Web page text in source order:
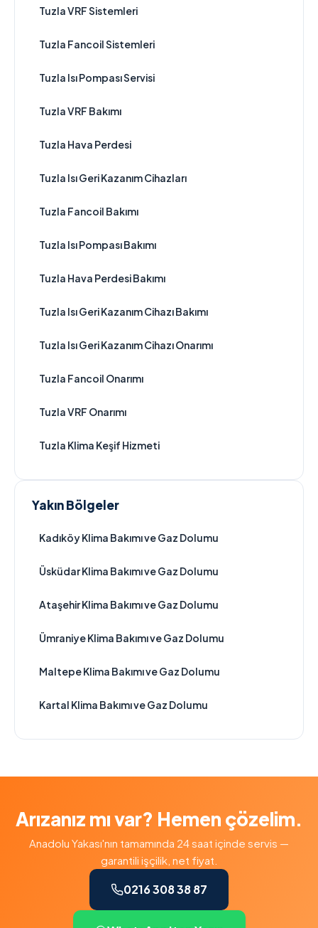
Tuzla VRF Sistemleri
Tuzla Fancoil Sistemleri
Tuzla Isı Pompası Servisi
Tuzla VRF Bakımı
Tuzla Hava Perdesi
Tuzla Isı Geri Kazanım Cihazları
Tuzla Fancoil Bakımı
Tuzla Isı Pompası Bakımı
Tuzla Hava Perdesi Bakımı
Tuzla Isı Geri Kazanım Cihazı Bakımı
Tuzla Isı Geri Kazanım Cihazı Onarımı
Tuzla Fancoil Onarımı
Tuzla VRF Onarımı
Tuzla Klima Keşif Hizmeti
Yakın Bölgeler
Kadıköy Klima Bakımı ve Gaz Dolumu
Üsküdar Klima Bakımı ve Gaz Dolumu
Ataşehir Klima Bakımı ve Gaz Dolumu
Ümraniye Klima Bakımı ve Gaz Dolumu
Maltepe Klima Bakımı ve Gaz Dolumu
Kartal Klima Bakımı ve Gaz Dolumu
Arızanız mı var? Hemen çözelim.
Anadolu Yakası'nın tamamında 24 saat içinde servis —
garantili işçilik, net fiyat.
0216 308 38 87